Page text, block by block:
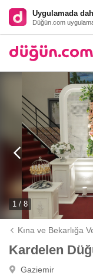
Uygulamada
Düğün.com
1 / 8
Kına ve Bekarlığa
Kardelen
Gaziemir